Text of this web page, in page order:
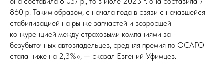
860 р. Таким образом, с начала года в связи с начавшейся
стабилизацией на рынке запчастей и возросшей
конкуренцией между страховыми компаниями за
безубыточных автовладельцев, средняя премия по ОСАГО
стала ниже на 2,3%», — сказал Евгений Уфимцев.